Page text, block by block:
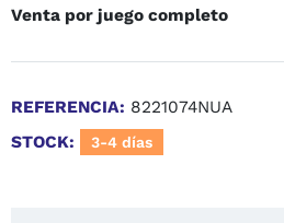
Venta por juego completo
REFERENCIA: 8221074NUA
STOCK:
3-4 días